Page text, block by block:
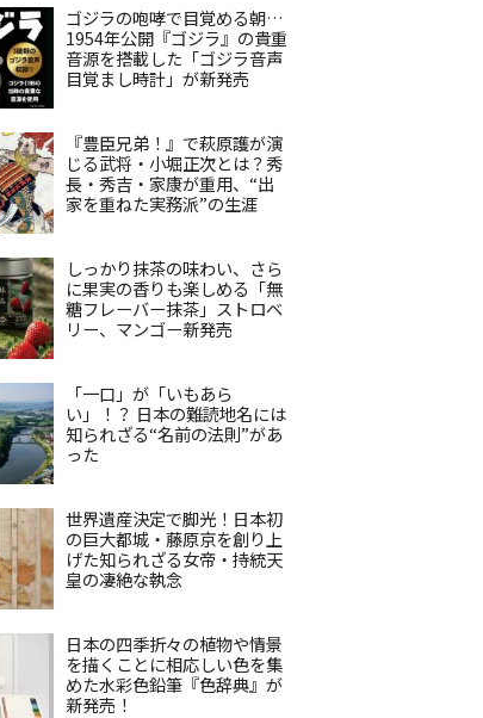
ゴジラの咆哮で目覚める朝…
1954年公開『ゴジラ』の貴重
音源を搭載した「ゴジラ音声
目覚まし時計」が新発売
『豊臣兄弟！』で萩原護が演
じる武将・小堀正次とは？秀
長・秀吉・家康が重用、“出
家を重ねた実務派”の生涯
しっかり抹茶の味わい、さら
に果実の香りも楽しめる「無
糖フレーバー抹茶」ストロベ
リー、マンゴー新発売
「一口」が「いもあら
い」！？ 日本の難読地名には
知られざる“名前の法則”があ
った
世界遺産決定で脚光！日本初
の巨大都城・藤原京を創り上
げた知られざる女帝・持統天
皇の凄絶な執念
日本の四季折々の植物や情景
を描くことに相応しい色を集
めた水彩色鉛筆『色辞典』が
新発売！